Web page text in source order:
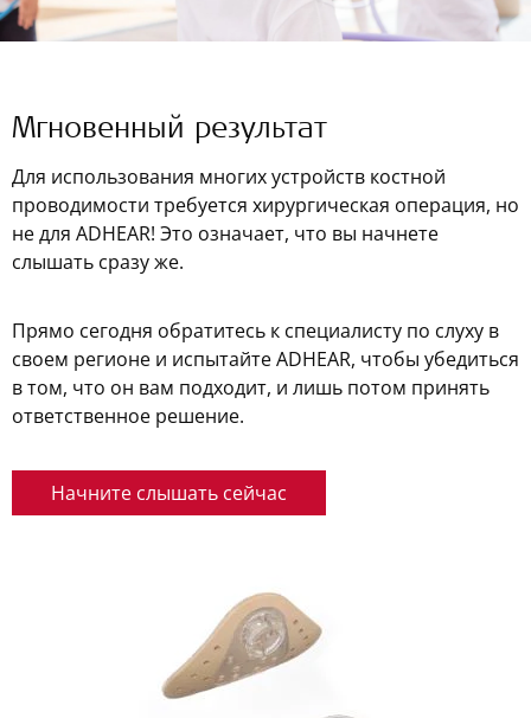
Мгновенный результат
Для использования многих устройств костной
проводимости требуется хирургическая операция, но
не для ADHEAR! Это означает, что вы начнете
слышать сразу же.
Прямо сегодня обратитесь к специалисту по слуху в
своем регионе и испытайте ADHEAR, чтобы убедиться
в том, что он вам подходит, и лишь потом принять
ответственное решение.
Начните слышать сейчас